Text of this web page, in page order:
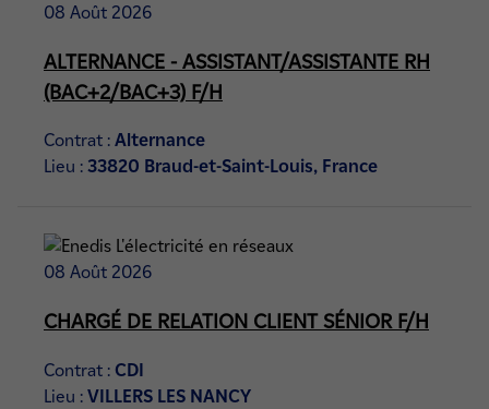
08 Août 2026
ALTERNANCE - ASSISTANT/ASSISTANTE RH
(BAC+2/BAC+3) F/H
Contrat : Alternance
Lieu : 33820 Braud-et-Saint-Louis, France
08 Août 2026
CHARGÉ DE RELATION CLIENT SÉNIOR F/H
Contrat : CDI
Lieu : VILLERS LES NANCY